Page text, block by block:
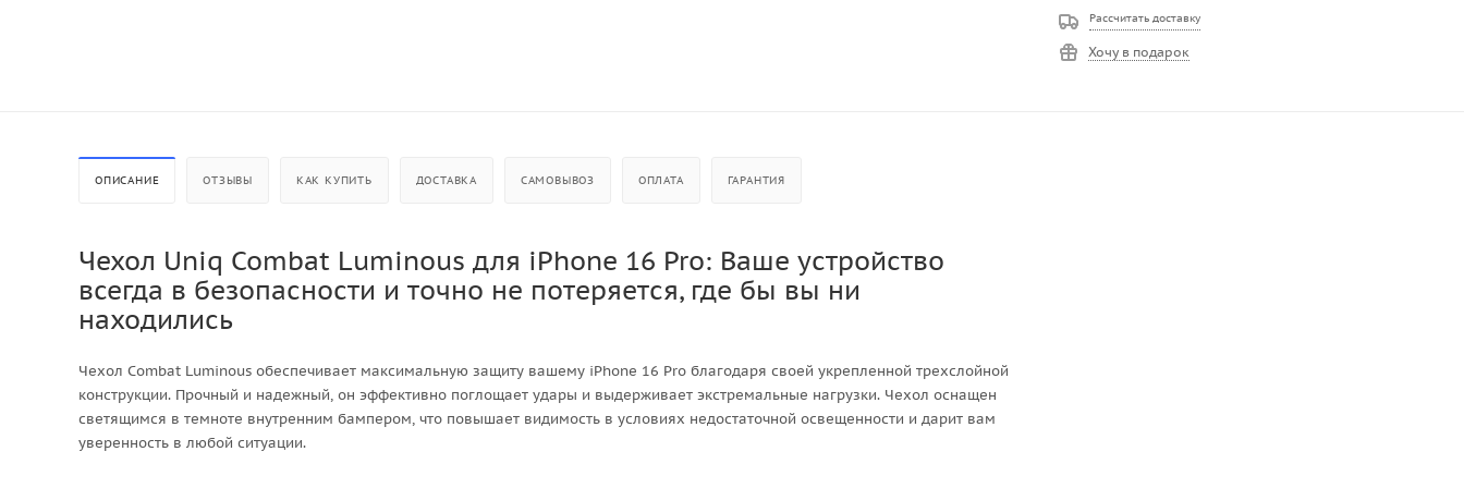
Рассчитать доставку
Хочу в подарок
ОПИСАНИЕ ОТЗЫВЫ КАК КУПИТЬ ДОСТАВКА САМОВЫВОЗ ОПЛАТА ГАРАНТИЯ
Чехол Uniq Combat Luminous для iPhone 16 Pro: Ваше устройство
всегда в безопасности и точно не потеряется, где бы вы ни
находились
Чехол Combat Luminous обеспечивает максимальную защиту вашему iPhone 16 Pro благодаря своей укрепленной трехслойной
конструкции. Прочный и надежный, он эффективно поглощает удары и выдерживает экстремальные нагрузки. Чехол оснащен
светящимся в темноте внутренним бампером, что повышает видимость в условиях недостаточной освещенности и дарит вам
уверенность в любой ситуации.